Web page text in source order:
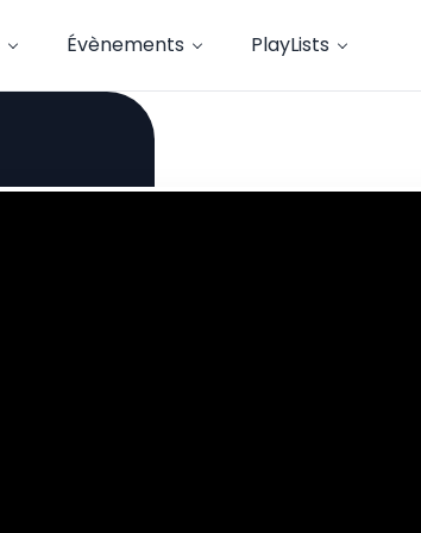
Évènements PlayLists